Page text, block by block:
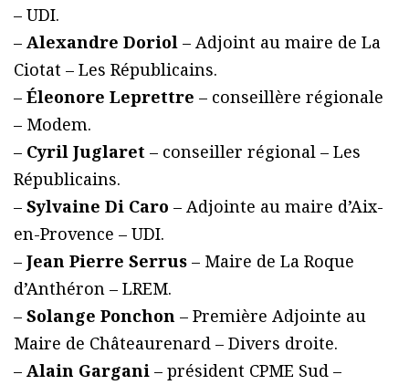
– UDI.
– Alexandre Doriol – Adjoint au maire de La
Ciotat – Les Républicains.
– Éleonore Leprettre – conseillère régionale
– Modem.
– Cyril Juglaret – conseiller régional – Les
Républicains.
– Sylvaine Di Caro – Adjointe au maire d’Aix-
en-Provence – UDI.
– Jean Pierre Serrus – Maire de La Roque
d’Anthéron – LREM.
– Solange Ponchon – Première Adjointe au
Maire de Châteaurenard – Divers droite.
– Alain Gargani – président CPME Sud –